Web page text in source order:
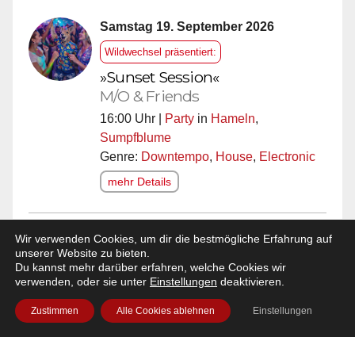
Samstag 19. September 2026
Wildwechsel präsentiert:
»Sunset Session«
M/O & Friends
16:00 Uhr | Party in Hameln,
Sumpfblume
Genre: Downtempo, House, Electronic
mehr Details
Sonntag 20. September 2026
Wildwechsel präsentiert:
»Myra Maud sings Nina
Simone«
Myra Maud
Wir verwenden Cookies, um dir die bestmögliche Erfahrung auf
unserer Website zu bieten.
Du kannst mehr darüber erfahren, welche Cookies wir
verwenden, oder sie unter Einstellungen deaktivieren.
Zustimmen Alle Cookies ablehnen Einstellungen